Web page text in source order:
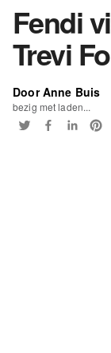
Fendi
Trevi
Door Anne Buis
bezig met laden...